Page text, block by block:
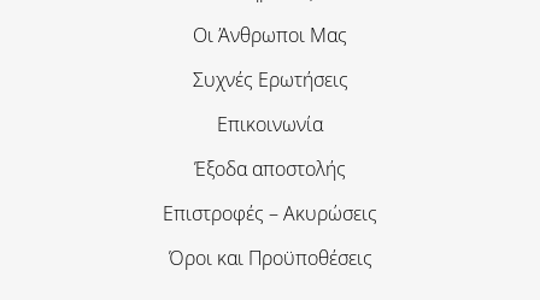
Οι Άνθρωποι Μας
Συχνές Ερωτήσεις
Επικοινωνία
Έξοδα αποστολής
Επιστροφές – Ακυρώσεις
Όροι και Προϋποθέσεις